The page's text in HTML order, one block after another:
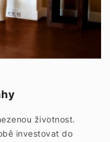
životnost.
investovat do